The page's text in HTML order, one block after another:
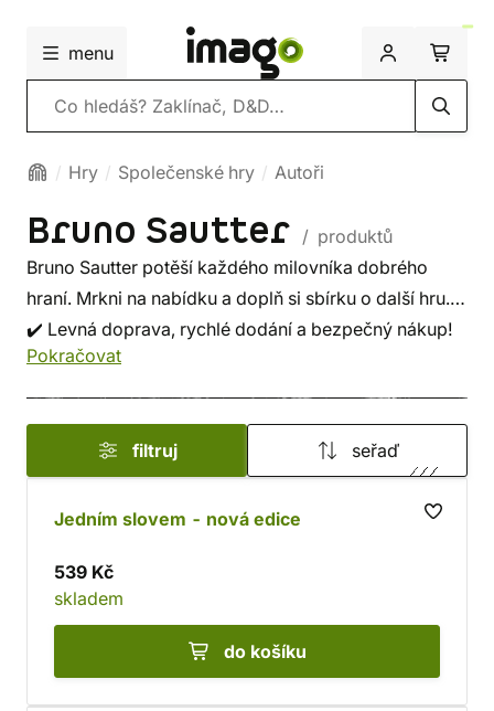
menu
Vyhledávání
Hry Společenské hry Autoři
Bruno Sautter / produktů
Bruno Sautter potěší každého milovníka dobrého
hraní. Mrkni na nabídku a doplň si sbírku o další hru.
✔️ Levná doprava, rychlé dodání a bezpečný nákup!
Pokračovat
filtruj seřaď
Jedním slovem - nová edice
539 Kč
skladem
do košíku